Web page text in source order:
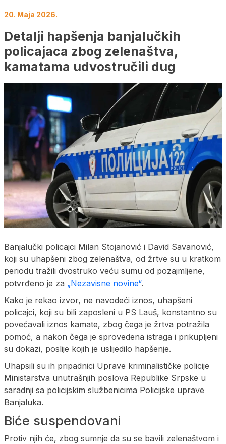
20. Maja 2026.
Detalji hapšenja banjalučkih
policajaca zbog zelenaštva,
kamatama udvostručili dug
Banjalučki policajci Milan Stojanović i David Savanović,
koji su uhapšeni zbog zelenaštva, od žrtve su u kratkom
periodu tražili dvostruko veću sumu od pozajmljene,
potvrđeno je za „Nezavisne novine“.
Kako je rekao izvor, ne navodeći iznos, uhapšeni
policajci, koji su bili zaposleni u PS Lauš, konstantno su
povećavali iznos kamate, zbog čega je žrtva potražila
pomoć, a nakon čega je sprovedena istraga i prikupljeni
su dokazi, poslije kojih je uslijedilo hapšenje.
Uhapsili su ih pripadnici Uprave kriminalističke policije
Ministarstva unutrašnjih poslova Republike Srpske u
saradnji sa policijskim službenicima Policijske uprave
Banjaluka.
Biće suspendovani
Protiv njih će, zbog sumnje da su se bavili zelenaštvom i